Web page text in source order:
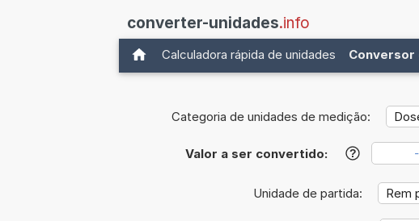
converter-unidades.info
Calculadora rápida de unidades Conversor
Categoria de unidades de medição:
Valor a ser convertido: ?
Unidade de partida: